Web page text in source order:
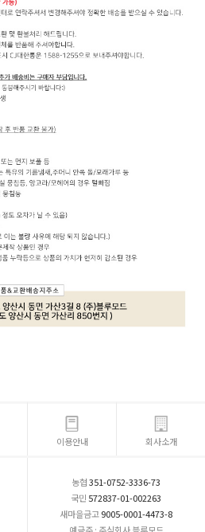
이용안내 회사소개
농협351-0752-3336-73
국민 572837-01-002263
새마을금고9005-0001-4473-8